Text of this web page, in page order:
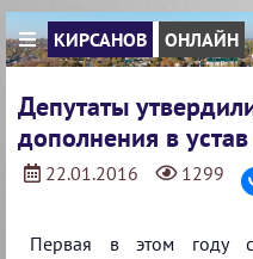
КИРСАНОВ ОНЛАЙН
Депутаты
дополнения в
22.01.2016 1299
Первая в этом году